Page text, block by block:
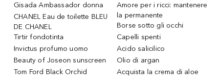
Gisada Ambassador donna
CHANEL Eau de toilette BLEU
DE CHANEL
Tirtir fondotinta
Invictus profumo uomo
Beauty of Joseon sunscreen
Tom Ford Black Orchid
Amore per i ricci: mantenere
la permanente
Borse sotto gli occhi
Capelli spenti
Acido salicilico
Olio di argan
Acquista la crema di aloe